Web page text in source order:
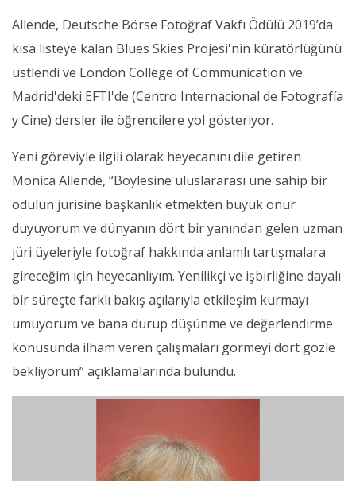
Allende, Deutsche Börse Fotoğraf Vakfı Ödülü 2019’da
kısa listeye kalan Blues Skies Projesi'nin küratörlüğünü
üstlendi ve London College of Communication ve
Madrid'deki EFTI'de (Centro Internacional de Fotografía
y Cine) dersler ile öğrencilere yol gösteriyor.
Yeni göreviyle ilgili olarak heyecanını dile getiren
Monica Allende, “Böylesine uluslararası üne sahip bir
ödülün jürisine başkanlık etmekten büyük onur
duyuyorum ve dünyanın dört bir yanından gelen uzman
jüri üyeleriyle fotoğraf hakkında anlamlı tartışmalara
gireceğim için heyecanlıyım. Yenilikçi ve işbirliğine dayalı
bir süreçte farklı bakış açılarıyla etkileşim kurmayı
umuyorum ve bana durup düşünme ve değerlendirme
konusunda ilham veren çalışmaları görmeyi dört gözle
bekliyorum” açıklamalarında bulundu.